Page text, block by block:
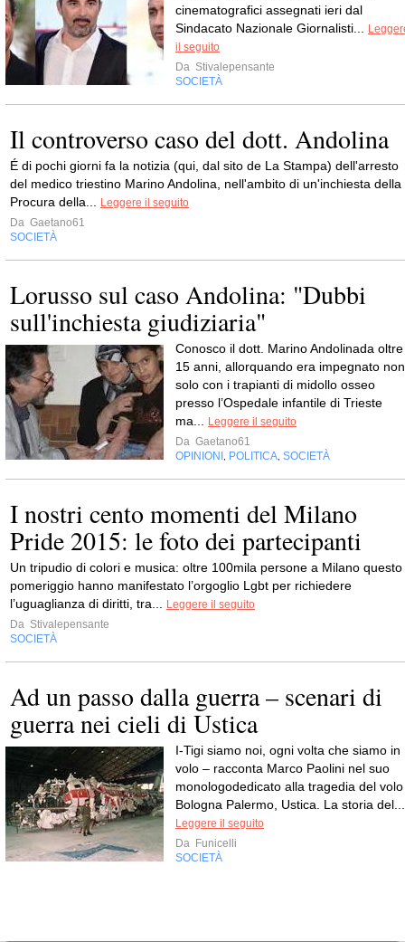
cinematografici assegnati ieri dal
Sindacato Nazionale Giornalisti...
il seguito
Da Stivalepensante
SOCIETÀ
Il controverso caso del dott. Andolina
É di pochi giorni fa la notizia (qui, dal sito de La Stampa) dell'arresto
del medico triestino Marino Andolina, nell'ambito di un'inchiesta della
Procura della...
Leggere il seguito
Da Gaetano61
SOCIETÀ
Lorusso sul caso Andolina: "Dubbi
sull'inchiesta giudiziaria"
Conosco il dott. Marino Andolinada oltre
15 anni, allorquando era impegnato non
solo con i trapianti di midollo osseo
presso l’Ospedale infantile di Trieste
ma...
Leggere il seguito
Da Gaetano61
OPINIONI
POLITICA SOCIETÀ
I nostri cento momenti del Milano
Pride 2015: le foto dei partecipanti
Un tripudio di colori e musica: oltre 100mila persone a Milano questo
pomeriggio hanno manifestato l’orgoglio Lgbt per richiedere
l’uguaglianza di diritti, tra...
Leggere il seguito
Da Stivalepensante
SOCIETÀ
Ad un passo dalla guerra – scenari di
guerra nei cieli di Ustica
I-Tigi siamo noi, ogni volta che siamo in
volo – racconta Marco Paolini nel suo
monologodedicato alla tragedia del volo
Bologna Palermo, Ustica. La storia del...
Leggere il seguito
Da Funicelli
SOCIETÀ